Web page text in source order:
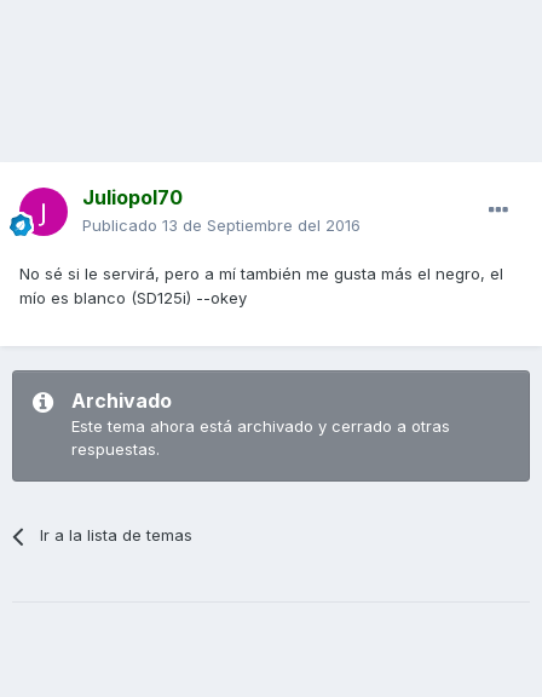
Juliopol70
Publicado 13 de Septiembre del 2016
No sé si le servirá, pero a mí también me gusta más el negro, el
mío es blanco (SD125i) --okey
Archivado
Este tema ahora está archivado y cerrado a otras
respuestas.
Ir a la lista de temas